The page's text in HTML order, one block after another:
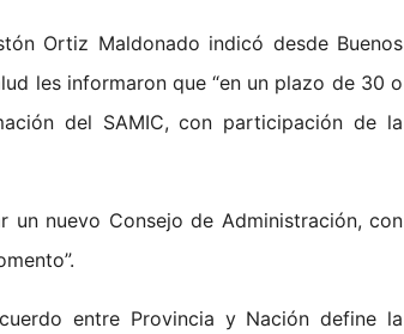
Ortiz Maldonado indicó desde Buenos
les informaron que “en un plazo de 30 o
del SAMIC, con participación de la
nuevo Consejo de Administración, con
entre Provincia y Nación define la